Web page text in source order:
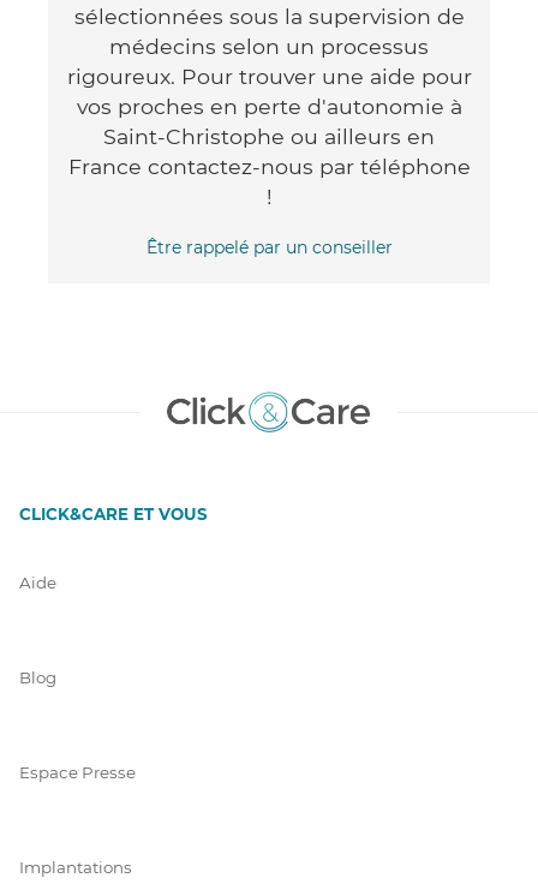
sélectionnées sous la supervision de
médecins selon un processus
rigoureux. Pour trouver une aide pour
vos proches en perte d'autonomie à
Saint-Christophe ou ailleurs en
France contactez-nous par téléphone
!
Être rappelé par un conseiller
CLICK&CARE ET VOUS
Aide
Blog
Espace Presse
Implantations